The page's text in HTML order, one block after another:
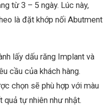
từ 3 – 5 ngày. Lúc này,
là đặt khớp nối Abutment
lấy dấu răng Implant và
cầu của khách hàng.
chọn sẽ phù hợp với màu
tự nhiên như nhật.